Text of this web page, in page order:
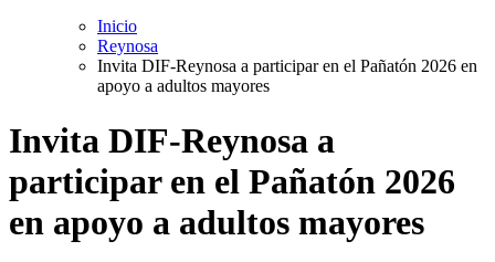
Inicio
Reynosa
Invita DIF-Reynosa a participar en el Pañatón 2026 en
apoyo a adultos mayores
Invita DIF-Reynosa a
participar en el Pañatón 2026
en apoyo a adultos mayores